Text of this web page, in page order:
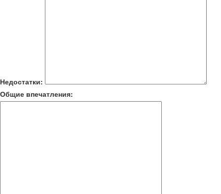
Недостатки:
Общие впечатления: